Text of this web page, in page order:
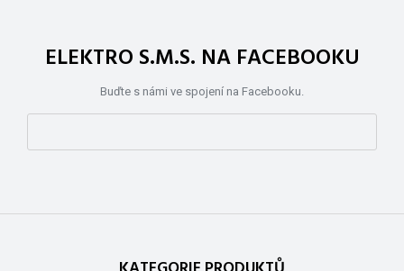
ELEKTRO S.M.S. NA FACEBOOKU
Buďte s námi ve spojení na Facebooku.